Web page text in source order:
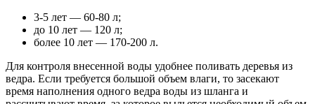
3-5 лет — 60-80 л;
до 10 лет — 120 л;
более 10 лет — 170-200 л.
Для контроля внесенной воды удобнее поливать деревья из
ведра. Если требуется большой объем влаги, то засекают
время наполнения одного ведра воды из шланга и